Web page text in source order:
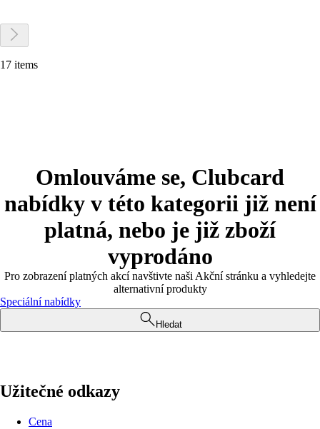
17 items
Omlouváme se, Clubcard
nabídky v této kategorii již není
platná, nebo je již zboží
vyprodáno
Pro zobrazení platných akcí navštivte naši Akční stránku a vyhledejte
alternativní produkty
Speciální nabídky
Hledat
Užitečné odkazy
Cena